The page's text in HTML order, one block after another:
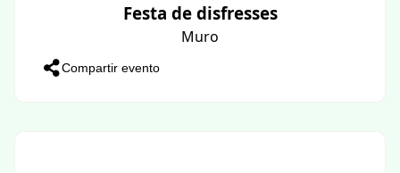
Festa de disfresses
Muro
Compartir evento